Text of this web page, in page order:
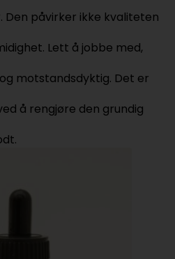
Den påvirker ikke kvaliteten
Lett å jobbe med,
motstandsdyktig. Det er
å rengjøre den grundig